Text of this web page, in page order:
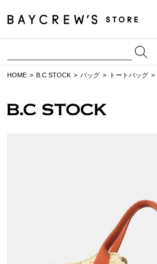
HOME B.C STOCK バッグ トートバッグ